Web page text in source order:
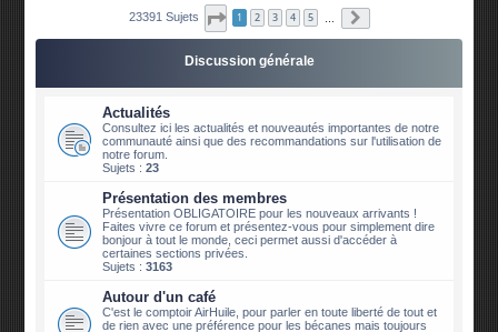
23391 Sujets Page 1sur2340
1 2 3 4 5 …
Discussion générale
Actualités
Consultez ici les actualités et nouveautés importantes de notre
communauté ainsi que des recommandations sur l'utilisation de
notre forum.
Sujets :23
Présentation des membres
Présentation OBLIGATOIRE pour les nouveaux arrivants !
Faites vivre ce forum et présentez-vous pour simplement dire
bonjour à tout le monde, ceci permet aussi d'accéder à
certaines sections privées.
Sujets :3163
Autour d'un café
C'est le comptoir AirHuile, pour parler en toute liberté de tout et
de rien avec une préférence pour les bécanes mais toujours